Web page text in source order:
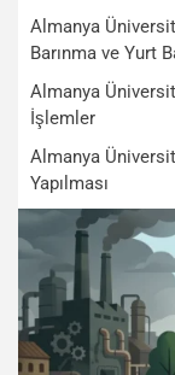
Almanya
Barınma ve Yurt
Almanya
İşlemler
Almanya
Yapılması